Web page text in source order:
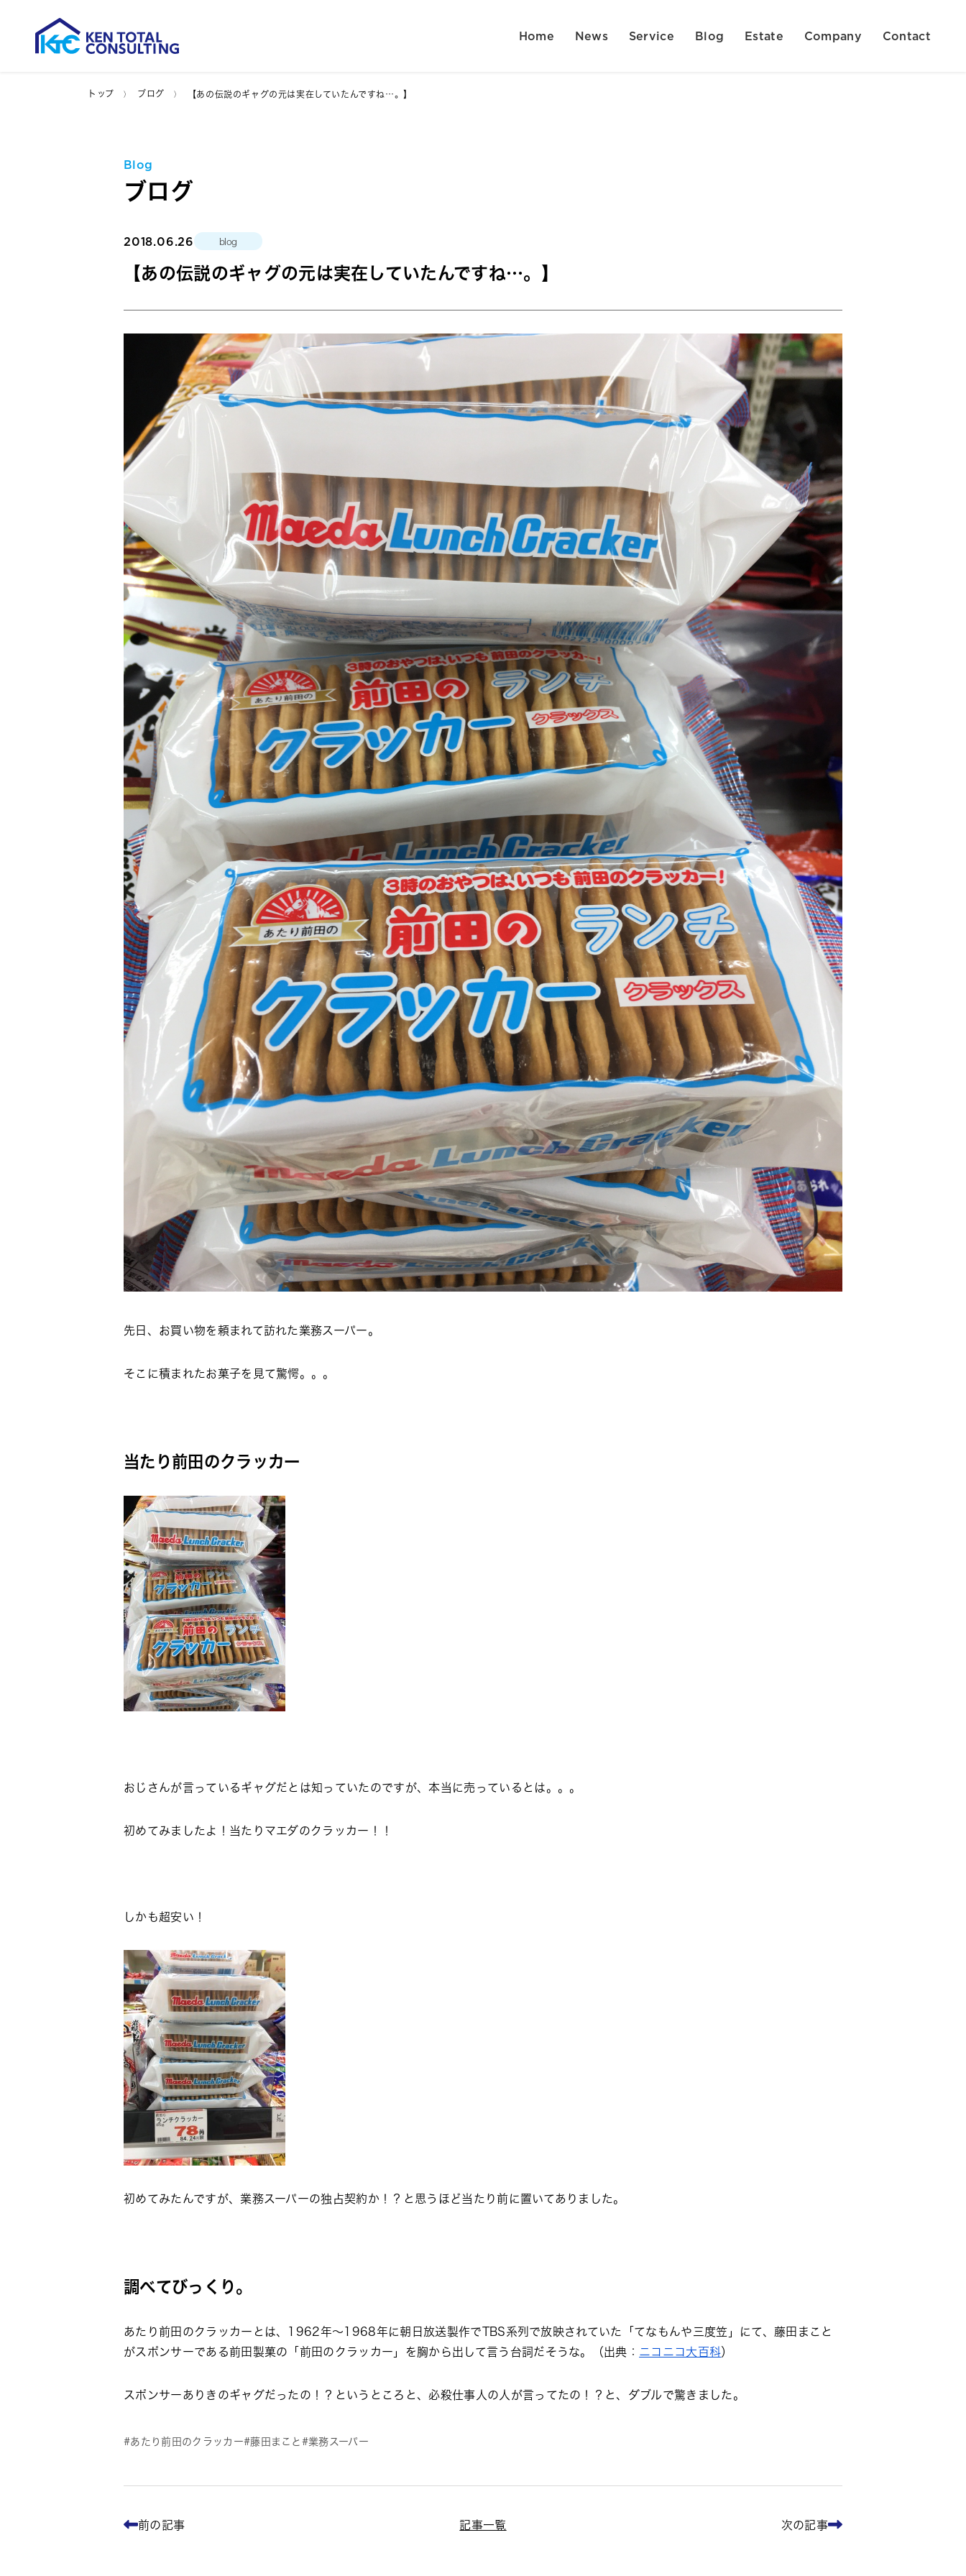
Home News Service Blog Estate Company Contact
トップ ブログ 【あの伝説のギャグの元は実在していたんですね…。】
Blog
ブログ
2018.06.26 blog
【あの伝説のギャグの元は実在していたんですね…。】
先日、お買い物を頼まれて訪れた業務スーパー。
そこに積まれたお菓子を見て驚愕。。。
当たり前田のクラッカー
おじさんが言っているギャグだとは知っていたのですが、本当に売っているとは。。。
初めてみましたよ！当たりマエダのクラッカー！！
しかも超安い！
初めてみたんですが、業務スーパーの独占契約か！？と思うほど当たり前に置いてありました。
調べてびっくり。
あたり前田のクラッカーとは、1962年～1968年に朝日放送製作でTBS系列で放映されていた「てなもんや三度笠」にて、藤田まこと
がスポンサーである前田製菓の「前田のクラッカー」を胸から出して言う台詞だそうな。（出典： ニコニコ大百科）
スポンサーありきのギャグだったの！？というところと、必殺仕事人の人が言ってたの！？と、ダブルで驚きました。
あたり前田のクラッカー 藤田まこと 業務スーパー
前の記事 記事一覧 次の記事